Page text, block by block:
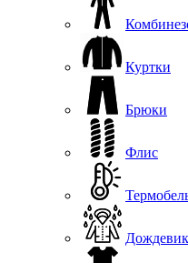
Куртки
Брюки
Флис